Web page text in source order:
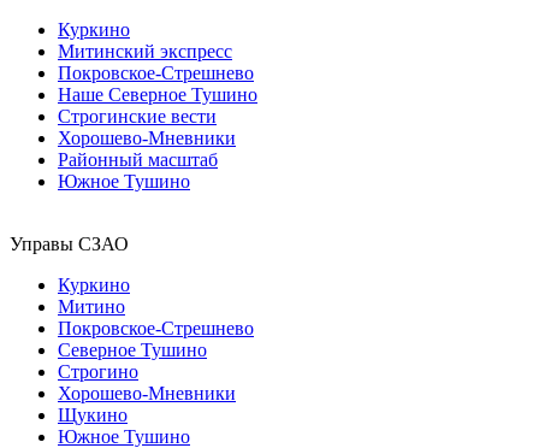
Куркино
Митинский экспресс
Покровское-Стрешнево
Наше Северное Тушино
Строгинские вести
Хорошево-Мневники
Районный масштаб
Южное Тушино
Управы СЗАО
Куркино
Митино
Покровское-Стрешнево
Северное Тушино
Строгино
Хорошево-Мневники
Щукино
Южное Тушино